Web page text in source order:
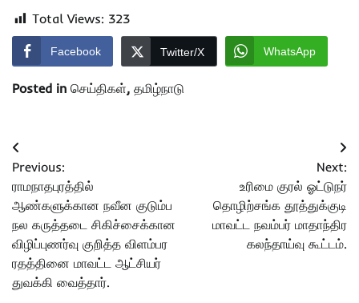
Total Views: 323
Facebook Twitter/X WhatsApp
Posted in செய்திகள், தமிழ்நாடு
Post
navigation
Previous:
ராமநாதபுரத்தில்
ஆண்களுக்கான நவீன குடும்ப
நல கருத்தடை சிகிச்சைக்கான
விழிப்புணர்வு குறித்த விளம்பர
ரதத்தினை மாவட்ட ஆட்சியர்
துவக்கி வைத்தார்.
Next:
உரிமை குரல் ஓட்டுநர்
தொழிற்சங்க தூத்துக்குடி
மாவட்ட நவம்பர் மாதாந்திர
கலந்தாய்வு கூட்டம்.